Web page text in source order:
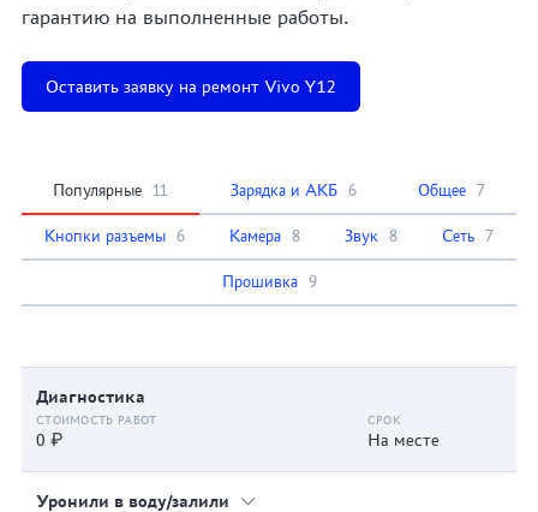
гарантию на выполненные работы.
Оставить заявку на ремонт Vivo Y12
Популярные 11 Зарядка и АКБ 6 Общее 7
Кнопки разъемы 6 Камера 8 Звук 8 Сеть 7
Прошивка 9
Диагностика
0 ₽ На месте
Уронили в воду/залили